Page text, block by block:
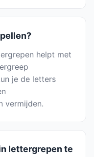
helpt met
je de letters
vermijden.
lettergrepen te